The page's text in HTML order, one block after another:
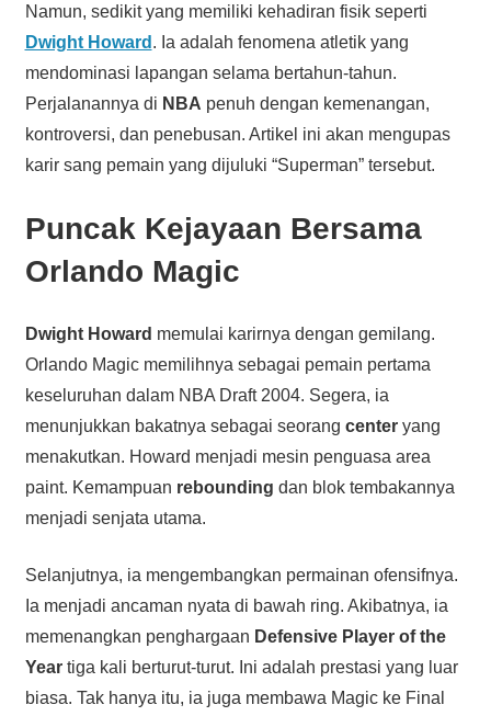
Namun, sedikit yang memiliki kehadiran fisik seperti
Dwight Howard . Ia adalah fenomena atletik yang
mendominasi lapangan selama bertahun-tahun.
Perjalanannya di NBA penuh dengan kemenangan,
kontroversi, dan penebusan. Artikel ini akan mengupas
karir sang pemain yang dijuluki “Superman” tersebut.
Puncak Kejayaan Bersama
Orlando Magic
Dwight Howard memulai karirnya dengan gemilang.
Orlando Magic memilihnya sebagai pemain pertama
keseluruhan dalam NBA Draft 2004. Segera, ia
menunjukkan bakatnya sebagai seorang centeryang
menakutkan. Howard menjadi mesin penguasa area
paint. Kemampuan rebounding dan blok tembakannya
menjadi senjata utama.
Selanjutnya, ia mengembangkan permainan ofensifnya.
Ia menjadi ancaman nyata di bawah ring. Akibatnya, ia
memenangkan penghargaan Defensive Player of the
Yeartiga kali berturut-turut. Ini adalah prestasi yang luar
biasa. Tak hanya itu, ia juga membawa Magic ke Final